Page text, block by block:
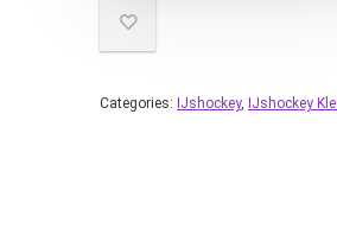
Categories: IJshockey, IJshockey